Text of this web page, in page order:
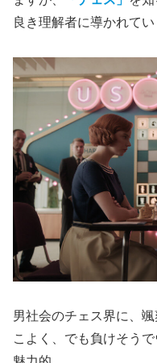
良き理解者に導かれてい
男社会のチェス界に、
こよく、でも負けそう